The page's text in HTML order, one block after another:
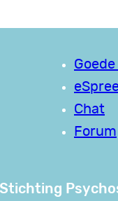
Chat
Forum
Stichting